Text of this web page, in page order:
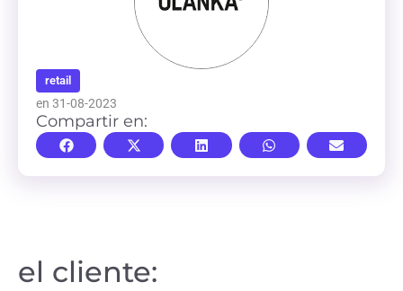
retail
en 31-08-2023
Compartir en:
el cliente: